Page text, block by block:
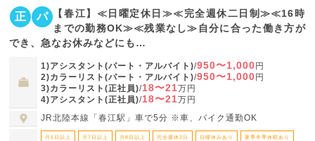
正 パ
【春江】≪日曜定休日≫≪完全週休二日制≫≪16時
までの勤務OK≫≪残業なし≫自分に合った働き方が
でき、急なお休みなどにも…
1)アシスタント(パート・アルバイト)/950〜1,000円
2)カラーリスト(パート・アルバイト)/950〜1,000円
3)カラーリスト(正社員)/18〜21万円
4)アシスタント(正社員)/18〜21万円
JR北陸本線「春江駅」車で5分 ※車、バイク通勤OK
月6日以上 月7日以上 月8日以上 完全週休2日 日曜休みあり 夏季冬季休暇あり